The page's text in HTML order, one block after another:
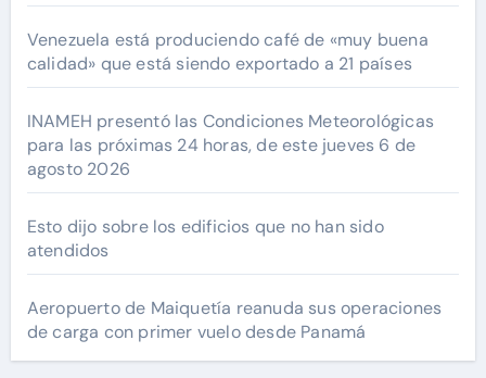
Venezuela está produciendo café de «muy buena
calidad» que está siendo exportado a 21 países
INAMEH presentó las Condiciones Meteorológicas
para las próximas 24 horas, de este jueves 6 de
agosto 2026
Esto dijo sobre los edificios que no han sido
atendidos
Aeropuerto de Maiquetía reanuda sus operaciones
de carga con primer vuelo desde Panamá